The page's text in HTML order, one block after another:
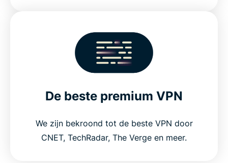
De beste premium VPN
We zijn bekroond tot de beste VPN door
CNET, TechRadar, The Verge en meer.